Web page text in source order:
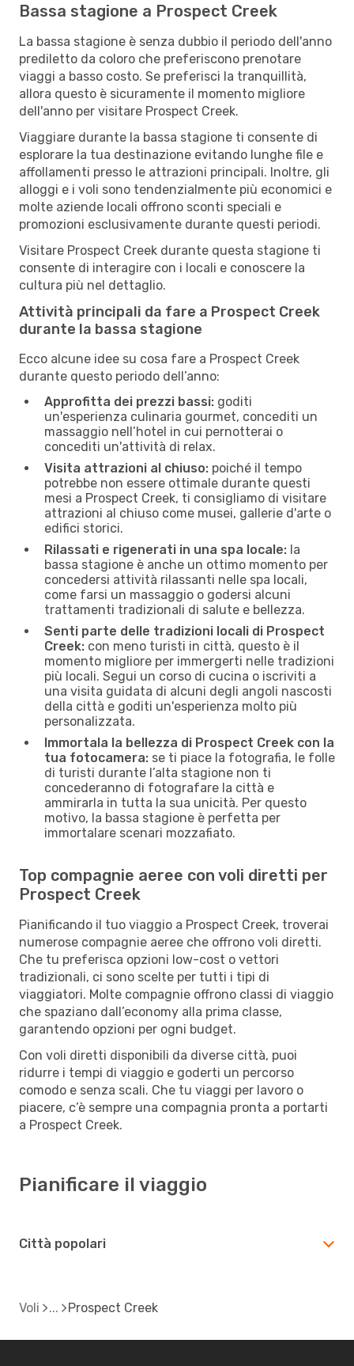
Bassa stagione a Prospect Creek
La bassa stagione è senza dubbio il periodo dell'anno
prediletto da coloro che preferiscono prenotare
viaggi a basso costo. Se preferisci la tranquillità,
allora questo è sicuramente il momento migliore
dell'anno per visitare Prospect Creek.
Viaggiare durante la bassa stagione ti consente di
esplorare la tua destinazione evitando lunghe file e
affollamenti presso le attrazioni principali. Inoltre, gli
alloggi e i voli sono tendenzialmente più economici e
molte aziende locali offrono sconti speciali e
promozioni esclusivamente durante questi periodi.
Visitare Prospect Creek durante questa stagione ti
consente di interagire con i locali e conoscere la
cultura più nel dettaglio.
Attività principali da fare a Prospect Creek
durante la bassa stagione
Ecco alcune idee su cosa fare a Prospect Creek
durante questo periodo dell’anno:
Approfitta dei prezzi bassi: goditi
un'esperienza culinaria gourmet, concediti un
massaggio nell’hotel in cui pernotterai o
concediti un'attività di relax.
Visita attrazioni al chiuso: poiché il tempo
potrebbe non essere ottimale durante questi
mesi a Prospect Creek, ti consigliamo di visitare
attrazioni al chiuso come musei, gallerie d'arte o
edifici storici.
Rilassati e rigenerati in una spa locale: la
bassa stagione è anche un ottimo momento per
concedersi attività rilassanti nelle spa locali,
come farsi un massaggio o godersi alcuni
trattamenti tradizionali di salute e bellezza.
Senti parte delle tradizioni locali di Prospect
Creek: con meno turisti in città, questo è il
momento migliore per immergerti nelle tradizioni
più locali. Segui un corso di cucina o iscriviti a
una visita guidata di alcuni degli angoli nascosti
della città e goditi un'esperienza molto più
personalizzata.
Immortala la bellezza di Prospect Creek con la
tua fotocamera: se ti piace la fotografia, le folle
di turisti durante l’alta stagione non ti
concederanno di fotografare la città e
ammirarla in tutta la sua unicità. Per questo
motivo, la bassa stagione è perfetta per
immortalare scenari mozzafiato.
Top compagnie aeree con voli diretti per
Prospect Creek
Pianificando il tuo viaggio a Prospect Creek, troverai
numerose compagnie aeree che offrono voli diretti.
Che tu preferisca opzioni low-cost o vettori
tradizionali, ci sono scelte per tutti i tipi di
viaggiatori. Molte compagnie offrono classi di viaggio
che spaziano dall’economy alla prima classe,
garantendo opzioni per ogni budget.
Con voli diretti disponibili da diverse città, puoi
ridurre i tempi di viaggio e goderti un percorso
comodo e senza scali. Che tu viaggi per lavoro o
piacere, c’è sempre una compagnia pronta a portarti
a Prospect Creek.
Pianificare il viaggio
Città popolari
Voli Prospect Creek